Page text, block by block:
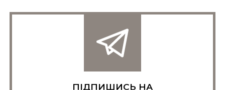
ПІДПИШИСЬ НА